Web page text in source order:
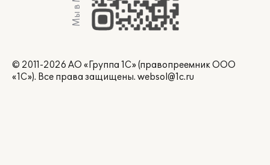
© 2011-2026 АО «Группа 1С» (правопреемник ООО
«1С»). Все права защищены. websol@1c.ru